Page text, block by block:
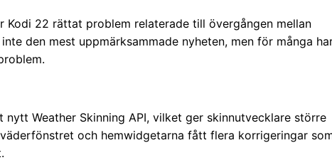
Kodi 22 rättat problem relaterade till övergången mellan
den mest uppmärksammade nyheten, men för många
Weather Skinning API, vilket ger skinnutvecklare större
och hemwidgetarna fått flera korrigeringar